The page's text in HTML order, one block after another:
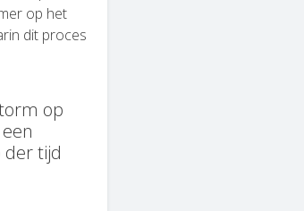
op het
dit proces
op
der tijd